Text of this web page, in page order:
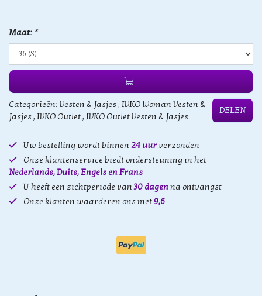
Maat: *
Categorieën: Vesten & Jasjes, IVKO Woman Vesten &
Jasjes, IVKO Outlet, IVKO Outlet Vesten & Jasjes
DELEN
Uw bestelling wordt binnen 24 uurverzonden
Onze klantenservice biedt ondersteuning in het
Nederlands, Duits, Engels en Frans
U heeft een zichtperiode van30 dagenna ontvangst
Onze klanten waarderen ons met 9,6